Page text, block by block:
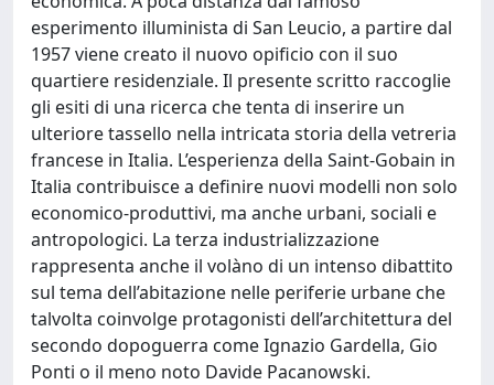
esperimento illuminista di San Leucio, a partire dal
1957 viene creato il nuovo opificio con il suo
quartiere residenziale. Il presente scritto raccoglie
gli esiti di una ricerca che tenta di inserire un
ulteriore tassello nella intricata storia della vetreria
francese in Italia. L’esperienza della Saint-Gobain in
Italia contribuisce a definire nuovi modelli non solo
economico-produttivi, ma anche urbani, sociali e
antropologici. La terza industrializzazione
rappresenta anche il volàno di un intenso dibattito
sul tema dell’abitazione nelle periferie urbane che
talvolta coinvolge protagonisti dell’architettura del
secondo dopoguerra come Ignazio Gardella, Gio
Ponti o il meno noto Davide Pacanowski.